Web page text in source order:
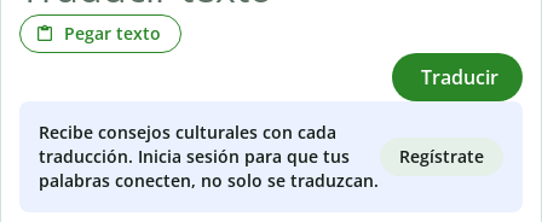
Pegar texto
Traducir
Recibe consejos culturales con cada
traducción. Inicia sesión para que tus
palabras conecten, no solo se traduzcan.
Regístrate